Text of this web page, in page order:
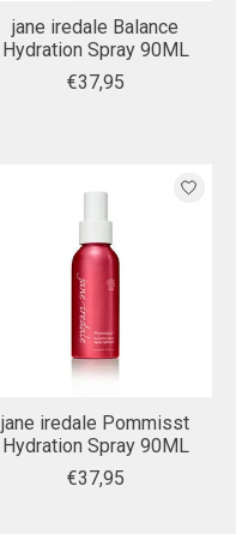
jane iredale Balance
Hydration Spray 90ML
€37,95
jane iredale Pommisst
Hydration Spray 90ML
€37,95